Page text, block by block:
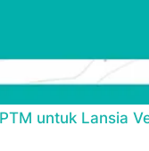
untuk Lansia